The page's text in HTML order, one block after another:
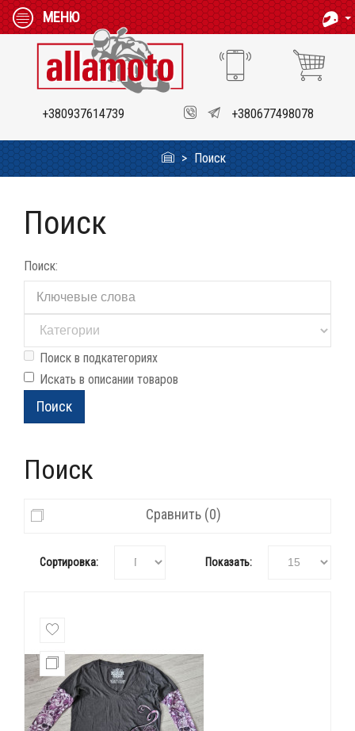
МЕНЮ
+380937614739 +380677498078
Поиск
Поиск
Поиск:
Поиск в подкатегориях
Искать в описании товаров
Поиск
Сравнить (0)
Сортировка: Показать: